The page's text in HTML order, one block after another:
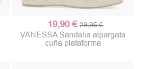
19,90 € 29,95 €
VANESSA Sandalia alpargata
cuña plataforma